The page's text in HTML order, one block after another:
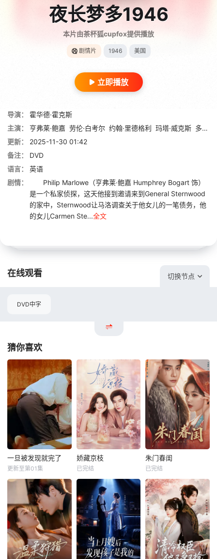
夜长梦多1946
本片由茶杯狐cupfox提供播放
剧情片 1946 美国
立即播放
导演：
霍华德·霍克斯
主演：
亨弗莱·鲍嘉 劳伦·白考尔 约翰·里德格利 玛塔·威克斯 多罗茜·马龙
更新：
2025-11-30 01:42
备注：
DVD
语言：
英语
剧情：
Philip Marlowe（亨弗莱·鲍嘉 Humphrey Bogart 饰）
是一个私家侦探，这天他接到邀请来到General Sternwood
的家中，Sternwood让马洛调查关于他女儿的一笔债务，他
的女儿Carmen Ste...全文
在线观看 切换节点
DVD中字
猜你喜欢
一旦被发现就完了
更新至第01集
娇藏京枝
已完结
朱门春闺
已完结